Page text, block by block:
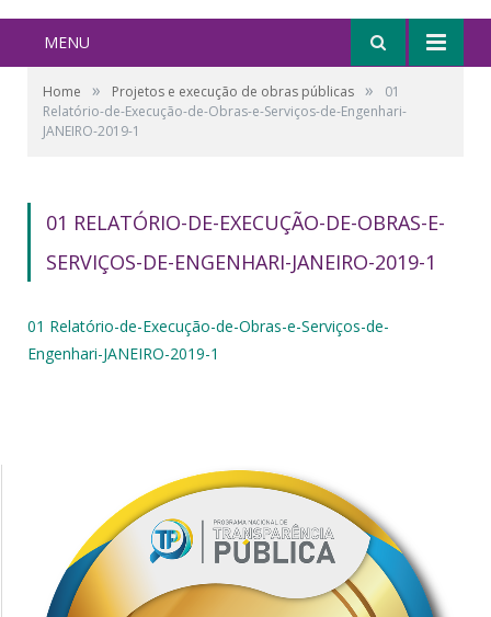
MENU
Home » Projetos e execução de obras públicas »
01
Relatório-de-Execução-de-Obras-e-Serviços-de-Engenhari-
JANEIRO-2019-1
01 RELATÓRIO-DE-EXECUÇÃO-DE-OBRAS-E-
SERVIÇOS-DE-ENGENHARI-JANEIRO-2019-1
01 Relatório-de-Execução-de-Obras-e-Serviços-de-
Engenhari-JANEIRO-2019-1